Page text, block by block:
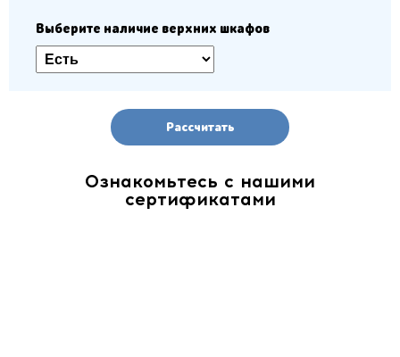
Выберите наличие верхних шкафов
Рассчитать
Ознакомьтесь с нашими
сертификатами